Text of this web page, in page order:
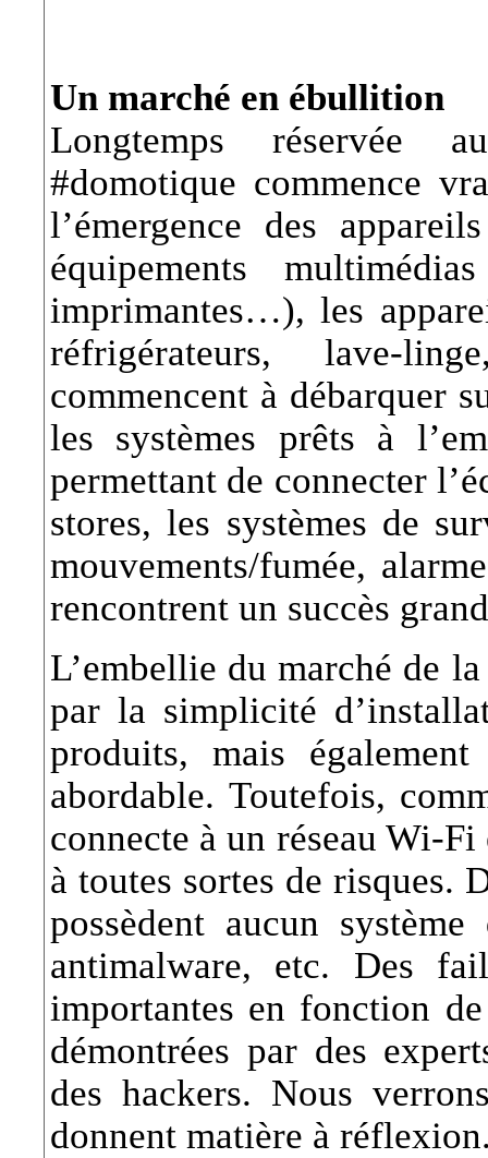
Un marché en ébullition
Longtemps réservée
#domotique commence
l’émergence des
équipements
imprimantes…), les
réfrigérateurs, lave-
commencent à débarquer
les systèmes prêts à
permettant de connecter
stores, les systèmes de
mouvements/fumée,
rencontrent un succès
L’embellie du marché de
par la simplicité
produits, mais
abordable. Toutefois,
connecte à un réseau Wi-
à toutes sortes de risques.
possèdent aucun
antimalware, etc. Des
importantes en fonction
démontrées par des
des hackers. Nous
donnent matière à